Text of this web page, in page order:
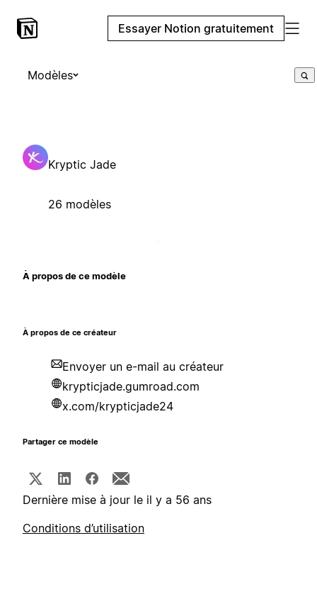
Essayer Notion gratuitement
Modèles
Kryptic Jade
26 modèles
À propos de ce modèle
À propos de ce créateur
Envoyer un e-mail au créateur
krypticjade.gumroad.com
x.com/krypticjade24
Partager ce modèle
Dernière mise à jour le il y a 56 ans
Conditions d’utilisation